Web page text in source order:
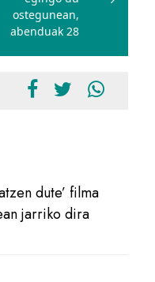
ostegunean,
abenduak 28
dute’ filma
jarriko dira